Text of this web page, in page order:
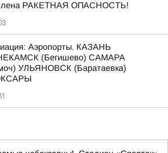
РАКЕТНАЯ ОПАСНОСТЬ!
Аэропорты. КАЗАНЬ
(Бегишево) САМАРА
УЛЬЯНОВСК (Баратаевка)